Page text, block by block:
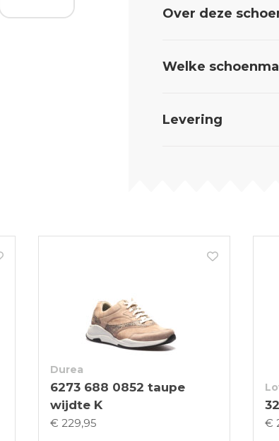
Over deze
Welke
Levering
Durea
6273 688 0852 taupe
wijdte K
€ 229,95 €